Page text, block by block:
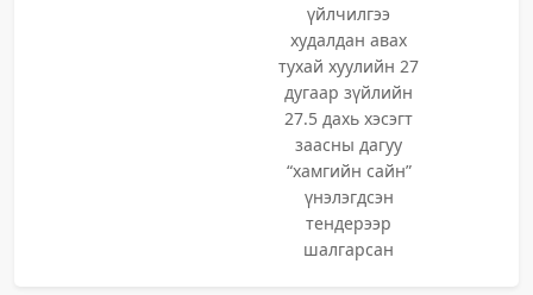
үйлчилгээ
худалдан авах
тухай хуулийн 27
дугаар зүйлийн
27.5 дахь хэсэгт
заасны дагуу
“хамгийн сайн”
үнэлэгдсэн
тендерээр
шалгарсан